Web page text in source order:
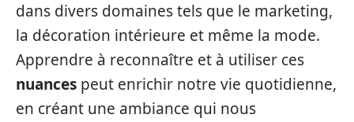
dans divers domaines tels que le marketing,
la décoration intérieure et même la mode.
Apprendre à reconnaître et à utiliser ces
nuances peut enrichir notre vie quotidienne,
en créant une ambiance qui nous